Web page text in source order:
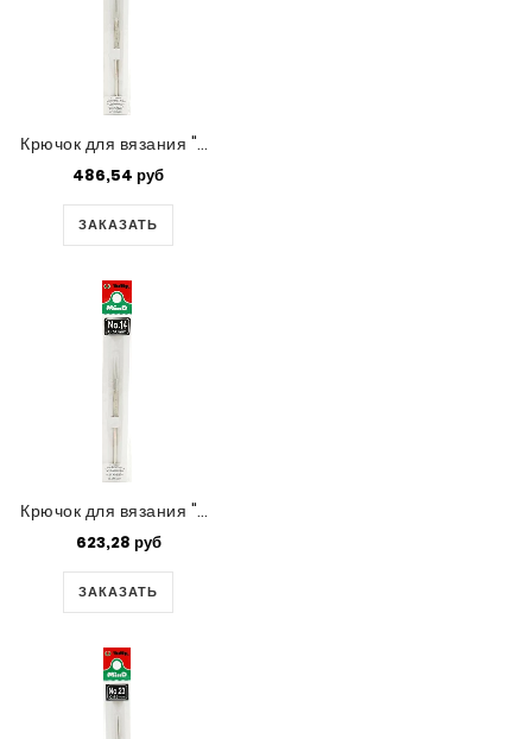
Крючок для вязания "Mind" Tulip,0.55 мм
486,54 руб
ЗАКАЗАТЬ
Крючок для вязания "Mind" Tulip,0.5 мм
623,28 руб
ЗАКАЗАТЬ